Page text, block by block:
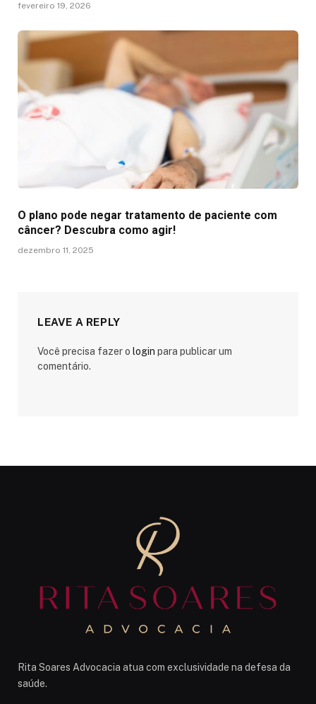
fevereiro 19, 2026
O plano pode negar tratamento de paciente com
câncer? Descubra como agir!
dezembro 11, 2025
LEAVE A REPLY
Você precisa fazer o login para publicar um
comentário.
Rita Soares Advocacia atua com exclusividade na defesa da
saúde.